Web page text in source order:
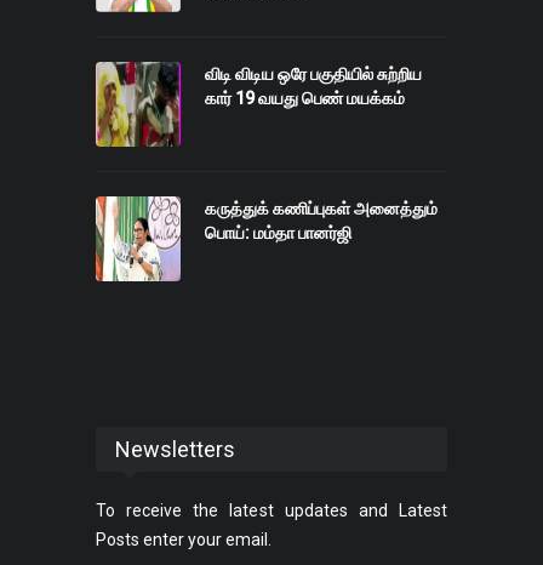
விடி விடிய ஒரே பகுதியில் சுற்றிய
கார் 19 வயது பெண் மயக்கம்
கருத்துக் கணிப்புகள் அனைத்தும்
பொய்: மம்தா பானர்ஜி
Newsletters
To receive the latest updates and Latest
Posts enter your email.